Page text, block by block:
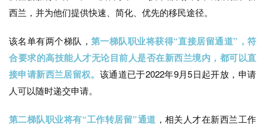
西兰，并为他们提供快速、简化、优先的移民途径。
该名单有两个梯队， 第一梯队职业将获得“直接居留通道”，符
合要求的高技能人才无论目前人是否在新西兰境内，都可以直
接申请新西兰居留权。 该通道已于2022年9月5日起开放，申请
人可以随时递交申请。
第二梯队职业将有“工作转居留”通道 ，相关人才在新西兰工作